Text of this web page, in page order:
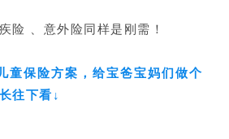
疾险 、意外险同样是刚需！
童保险方案，给宝爸宝妈们做个
往下看↓